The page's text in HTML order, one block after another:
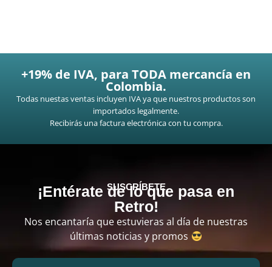
+19% de IVA, para TODA mercancía en
Colombia.
Todas nuestas ventas incluyen IVA ya que nuestros productos son
importados legalmente.
Recibirás una factura electrónica con tu compra.
SUSCRÍBETE
¡Entérate de lo que pasa en
Retro!
Nos encantaría que estuvieras al día de nuestras
últimas noticias y promos